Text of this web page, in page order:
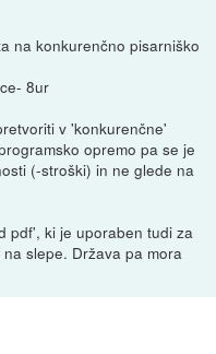
na konkurenčno pisarniško
8ur
v 'konkurenčne'
opremo pa se je
(-stroški) in ne glede na
pdf', ki je uporaben tudi za
slepe. Država pa mora